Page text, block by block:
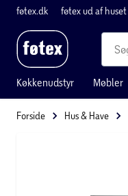
føtex.dk føtex ud af huset
Køkkenudstyr Møbler
Forside Hus & Have